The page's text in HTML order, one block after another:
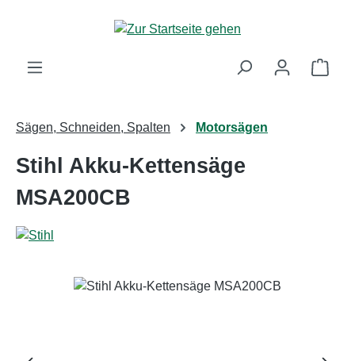
Zum Hauptinhalt springen
Sägen, Schneiden, Spalten Motorsägen
Stihl Akku-Kettensäge
MSA200CB